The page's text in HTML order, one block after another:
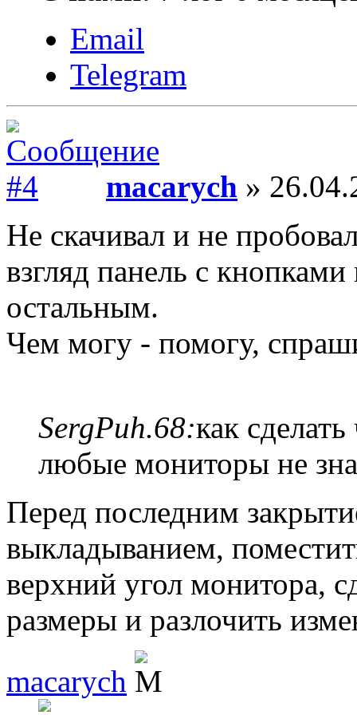
Email
Telegram
macarych »
Не скачивал и не
взгляд панель с кнопками
остальным.
Чем могу - помогу,
SergPuh.68:как
любые мониторы не
Перед последним
выкладыванием,
верхний угол монитора,
размеры и разлочить
macarych